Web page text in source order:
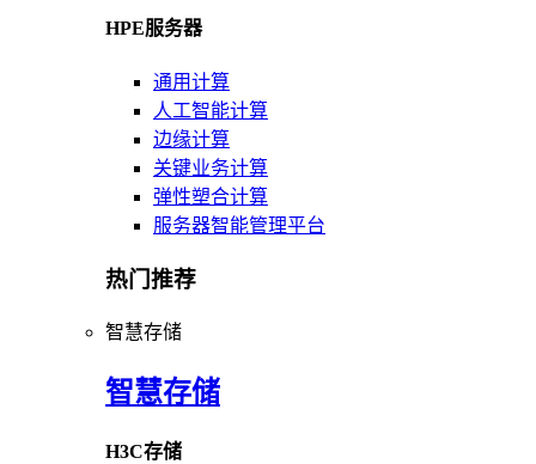
HPE服务器
通用计算
人工智能计算
边缘计算
关键业务计算
弹性塑合计算
服务器智能管理平台
热门推荐
智慧存储
智慧存储
H3C存储